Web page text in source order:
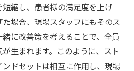
に役立つストーリーテリング
描く力で目標達成を加速する
縮し、患者様の満足度を上げ
場合、現場スタッフにもそのス
緒に改善策を考えることで、全員
生まれます。このように、スト
ドセットは相互に作用し、現場